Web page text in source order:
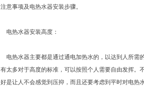
注意事项及电热水器安装步骤。
电热水器安装高度：
电热水器主要都是通过通电加热水的，以达到人所需
有太多对于高度的标准，可以按照个人需要自由发挥。
好是让人不会感觉到压抑，而且还要考虑到平时对电热